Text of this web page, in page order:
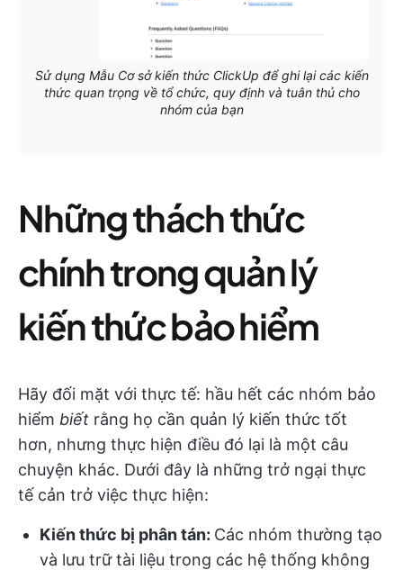
Sử dụng Mẫu Cơ sở kiến thức ClickUp để ghi lại các kiến
thức quan trọng về tổ chức, quy định và tuân thủ cho
nhóm của bạn
Những thách thức
chính trong quản lý
kiến thức bảo hiểm
Hãy đối mặt với thực tế: hầu hết các nhóm bảo
hiểm biết rằng họ cần quản lý kiến thức tốt
hơn, nhưng thực hiện điều đó lại là một câu
chuyện khác. Dưới đây là những trở ngại thực
tế cản trở việc thực hiện:
Kiến thức bị phân tán: Các nhóm thường tạo
và lưu trữ tài liệu trong các hệ thống không